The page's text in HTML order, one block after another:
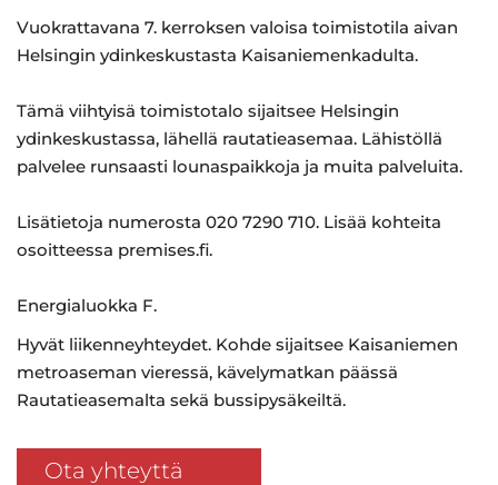
Vuokrattavana 7. kerroksen valoisa toimistotila aivan
Helsingin ydinkeskustasta Kaisaniemenkadulta.
Tämä viihtyisä toimistotalo sijaitsee Helsingin
ydinkeskustassa, lähellä rautatieasemaa. Lähistöllä
palvelee runsaasti lounaspaikkoja ja muita palveluita.
Lisätietoja numerosta 020 7290 710. Lisää kohteita
osoitteessa premises.fi.
Energialuokka F.
Hyvät liikenneyhteydet. Kohde sijaitsee Kaisaniemen
metroaseman vieressä, kävelymatkan päässä
Rautatieasemalta sekä bussipysäkeiltä.
Ota yhteyttä